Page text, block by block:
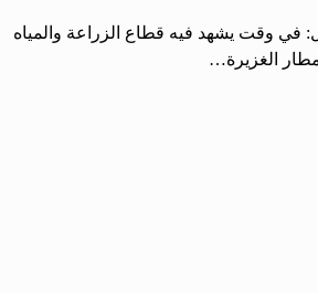
في وقت يشهد فيه قطاع الزراعة والمياه
الغزيرة…